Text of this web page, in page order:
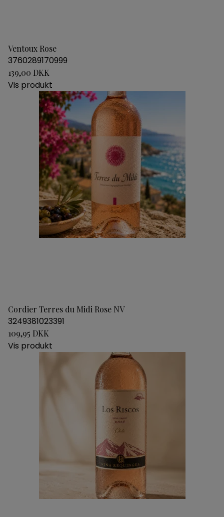
Ventoux Rose
3760289170999
139,00 DKK
Vis produkt
Cordier Terres du Midi Rose NV
3249381023391
109,95 DKK
Vis produkt